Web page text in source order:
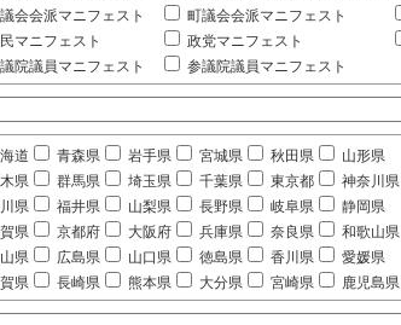
会会派マニフェスト
町議会会派マニフェスト
マニフェスト
政党マニフェスト
院議員マニフェスト
参議院議員マニフェスト
道 青森県 岩手県 宮城県 秋田県 山形県
県
群馬県 埼玉県 千葉県 東京都 神奈川県
県
福井県 山梨県 長野県 岐阜県 静岡県
県
京都府 大阪府 兵庫県 奈良県 和歌山県
県
広島県 山口県 徳島県 香川県 愛媛県
県
長崎県 熊本県 大分県 宮崎県 鹿児島県